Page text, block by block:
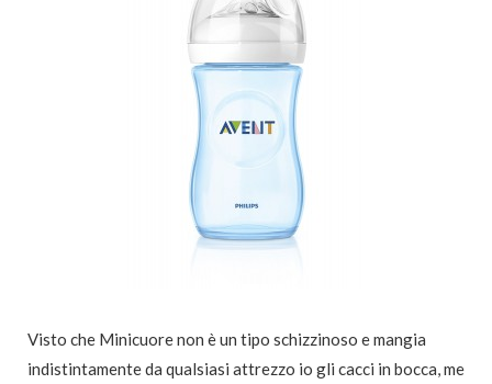
Visto che Minicuore non è un tipo schizzinoso e mangia
indistintamente da qualsiasi attrezzo io gli cacci in bocca, me